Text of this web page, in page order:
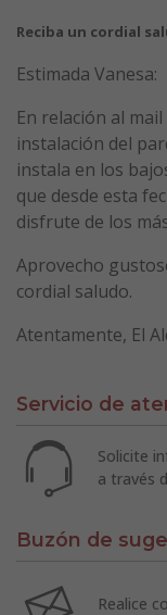
Reciba un cordial
Estimada Vanesa:
En relación al
instalación del
instala en los
que desde esta
disfrute de los
Aprovecho
cordial saludo.
Atentamente, El
Servicio de
Solicite
a través
Buzón de
Realice